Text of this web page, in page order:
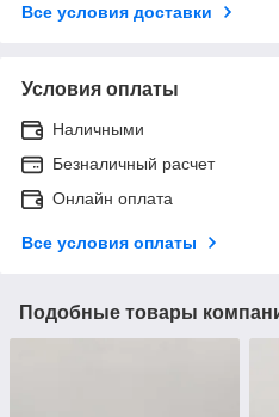
Все условия доставки
Условия оплаты
Наличными
Безналичный расчет
Онлайн оплата
Все условия оплаты
Подобные товары